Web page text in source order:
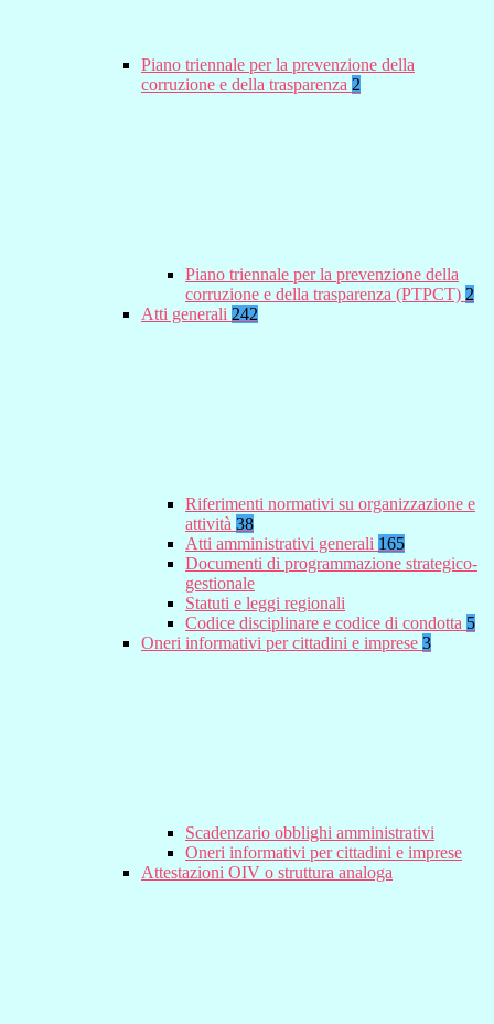
Piano triennale per la prevenzione della
corruzione e della trasparenza 2
Piano triennale per la prevenzione della
corruzione e della trasparenza (PTPCT) 2
Atti generali 242
Riferimenti normativi su organizzazione e
attività 38
Atti amministrativi generali 165
Documenti di programmazione strategico-
gestionale
Statuti e leggi regionali
Codice disciplinare e codice di condotta 5
Oneri informativi per cittadini e imprese 3
Scadenzario obblighi amministrativi
Oneri informativi per cittadini e imprese
Attestazioni OIV o struttura analoga